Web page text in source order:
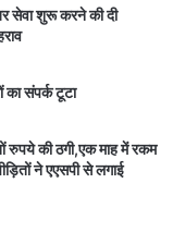
सेवा शुरू करने की दी
संपर्क टूटा
रुपये की ठगी,एक माह में रकम
ने एएसपी से लगाई